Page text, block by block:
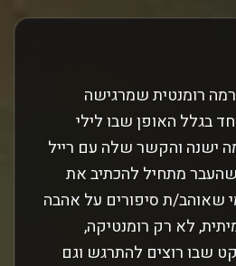
רומנטית שמרגישה
בגלל האופן שבו לילי
ישנה והקשר שלה עם רייל
מתחיל להכתיב את
שאוהב/ת סיפורים על אהבה
לא רק רומנטיקה,
שבו רוצים להתרגש וגם